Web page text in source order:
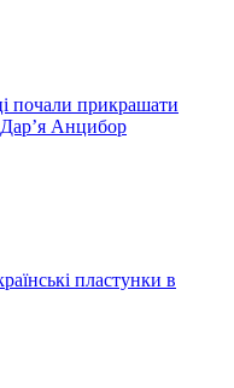
почали прикрашати
Дарʼя Анцибор
пластунки в